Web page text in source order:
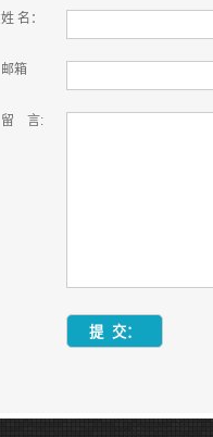
姓 名：
邮箱
留 言: